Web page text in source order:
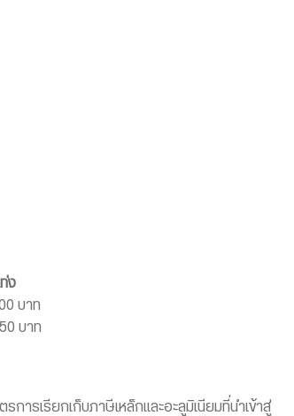
ง
บาท
บาท
ารเรียกเก็บภาษีเหล็กและอะลูมิเนียมที่นำเข้าสู่